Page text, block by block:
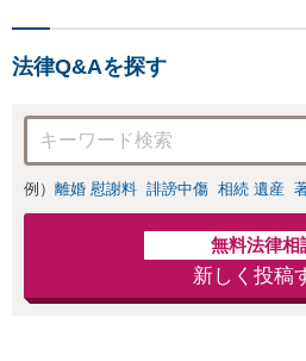
は
法律Q&Aを探す
例） 離婚 慰謝料 誹謗中傷 相続 遺産
無料法律相
新しく投稿